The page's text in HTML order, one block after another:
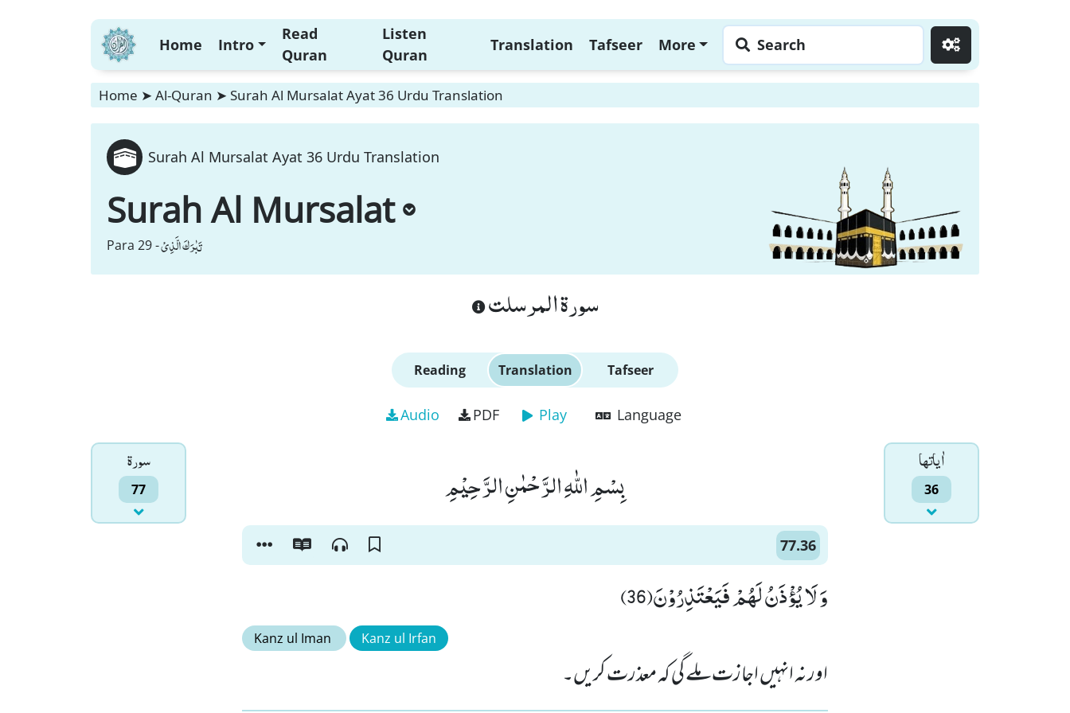
Home Intro
Read
Quran
Listen
Quran
Translation Tafseer More Search
Home ➤ Al-Quran ➤ Surah Al Mursalat Ayat 36 Urdu Translation
Surah Al Mursalat Ayat 36 Urdu Translation
Surah Al Mursalat
Para 29 -تَبٰرَكَ الَّذِیْ
سورة المرسلت
Reading Translation Tafseer
Audio PDF Play Language
سورۃ
77
اٰياتها
36 بِسْمِ اللّٰهِ الرَّحْمٰنِ الرَّحِیْمِ
77.36
وَ لَا یُؤْذَنُ لَهُمْ فَیَعْتَذِرُوْنَ(36)
Kanz ul Iman Kanz ul Irfan
اور نہ انہیں اجازت ملے گی کہ معذرت کریں۔